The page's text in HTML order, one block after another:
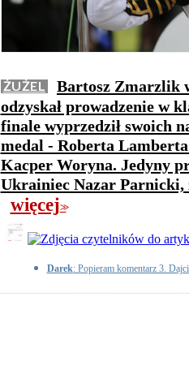
ŻUŻEL
Bartosz Zmarzlik
odzyskał prowadzenie w
finale wyprzedził swoich
medal - Roberta
Kacper Woryna. Jedyny
Ukrainiec Nazar Parnicki,
więcej>>
Darek: Popieram komentarz 3.